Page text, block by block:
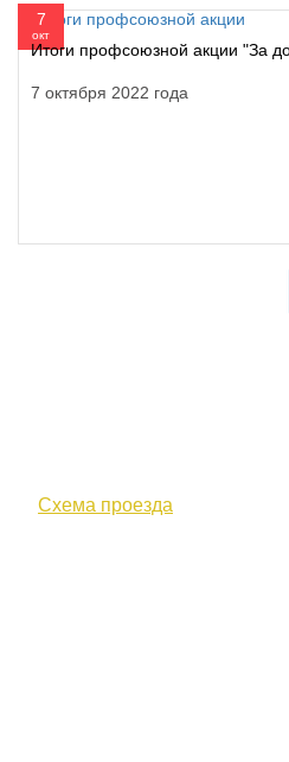
7
окт
Итоги профсоюзной акции "За
7 октября 2022 года
Схема проезда